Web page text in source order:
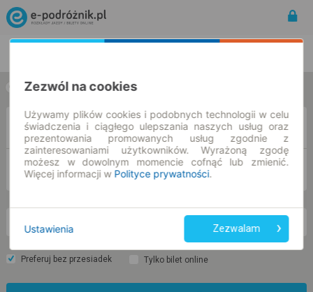
w jedną stronę w obie strony
Z
DO
pt. 7 sie.
Preferuj bez przesiadek Tylko bilet online
Zezwól na cookies
Używamy plików cookies i podobnych technologii w celu
świadczenia i ciągłego ulepszania naszych usług oraz
prezentowania promowanych usług zgodnie z
zainteresowaniami użytkowników. Wyrażoną zgodę
możesz w dowolnym momencie cofnąć lub zmienić.
Więcej informacji w Polityce prywatności.
Ustawienia Zezwalam